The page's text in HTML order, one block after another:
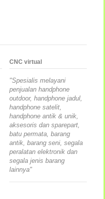
CNC virtual
"Spesialis melayani
penjualan handphone
outdoor, handphone jadul,
handphone satelit,
handphone antik & unik,
aksesoris dan sparepart,
batu permata, barang
antik, barang seni, segala
peralatan elektronik dan
segala jenis barang
lainnya"